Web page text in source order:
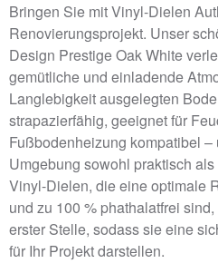
Bringen Sie mit Vinyl-Dielen
Renovierungsprojekt. Unser
Design Prestige Oak White
gemütliche und einladende
Langlebigkeit ausgelegten
strapazierfähig, geeignet für
Fußbodenheizung kompatibel
Umgebung sowohl praktisch
Vinyl-Dielen, die eine optimale
und zu 100 % phathalatfrei
erster Stelle, sodass sie eine
für Ihr Projekt darstellen.